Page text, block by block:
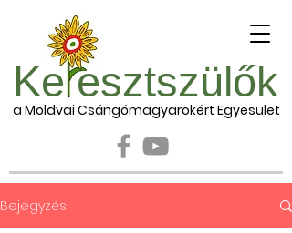
Ke esztszülők
a Moldvai Csángómagyarokért Egyesület
Bejegyzés